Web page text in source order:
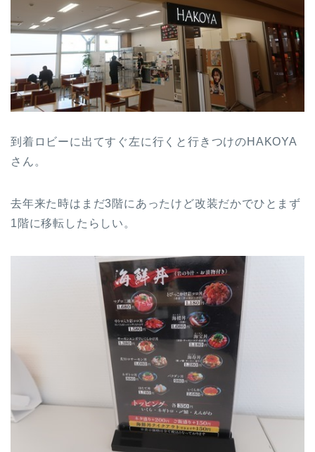
到着ロビーに出てすぐ左に行くと行きつけのHAKOYA
さん。
去年来た時はまだ3階にあったけど改装だかでひとまず
1階に移転したらしい。